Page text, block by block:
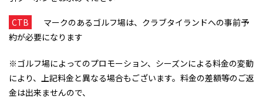
CTB
マークのあるゴルフ場は、クラブタイランドへの事前予
約が必要になります
※ゴルフ場によってのプロモーション、シーズンによる料金の変動
により、上記料金と異なる場合もございます。料金の差額等のご返
金は出来ませんので、